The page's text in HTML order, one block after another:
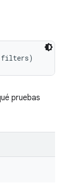
filters)
pruebas